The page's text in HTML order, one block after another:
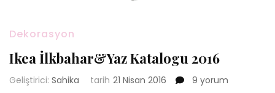
Dekorasyon
Ikea İlkbahar&Yaz Katalogu 2016
Geliştirici: Sahika tarih 21 Nisan 2016
Ikea
9 yorum